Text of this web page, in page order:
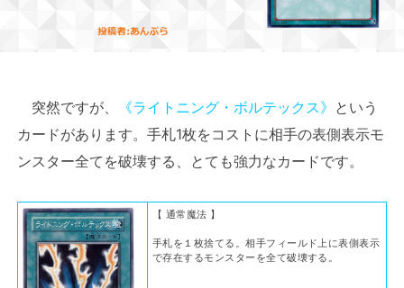
突然ですが、 《ライトニング・ボルテックス》 という
カードがあります。手札1枚をコストに相手の表側表示モ
ンスター全てを破壊する、とても強力なカードです。
【 通常魔法 】
手札を１枚捨てる。相手フィールド上に表側表示
で存在するモンスターを全て破壊する。